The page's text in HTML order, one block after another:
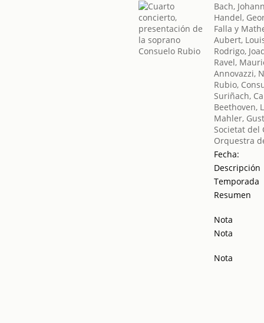
Bach,
Handel,
Falla y
Aubert,
Rodrigo,
Ravel,
Annovazzi,
Rubio,
Suriñach,
Beethoven,
Mahler,
Societat del
Orquestra
Fecha:
Descripción
Temporada
Resumen
Nota
Nota
Nota